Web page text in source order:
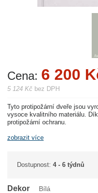
Cena: 6 200
5 124 Kč bez DPH
Tyto protipožární dveře jsou
vysoce kvalitního materiálu.
protipožární ochranu.
zobrazit více
Dostupnost: 4 - 6 týdnů
Dekor Bílá